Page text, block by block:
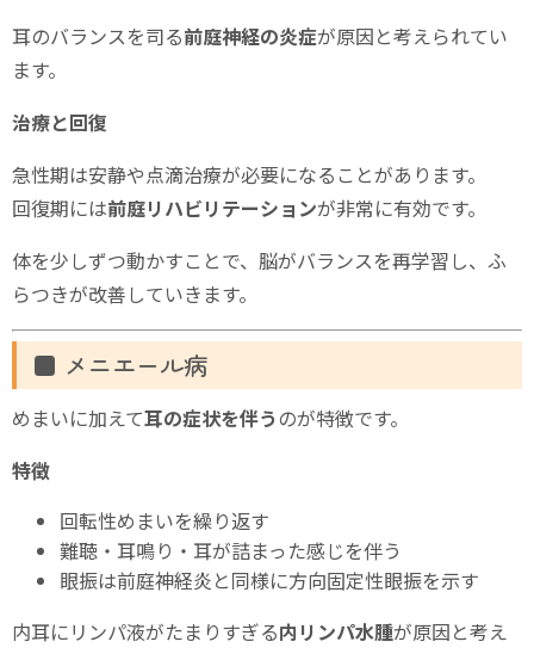
耳のバランスを司る前庭神経の炎症が原因と考えられてい
ます。
治療と回復
急性期は安静や点滴治療が必要になることがあります。
回復期には前庭リハビリテーションが非常に有効です。
体を少しずつ動かすことで、脳がバランスを再学習し、ふ
らつきが改善していきます。
■ メニエール病
めまいに加えて耳の症状を伴う のが特徴です。
特徴
回転性めまいを繰り返す
難聴・耳鳴り・耳が詰まった感じを伴う
眼振は前庭神経炎と同様に方向固定性眼振を示す
内耳にリンパ液がたまりすぎる内リンパ水腫が原因と考え